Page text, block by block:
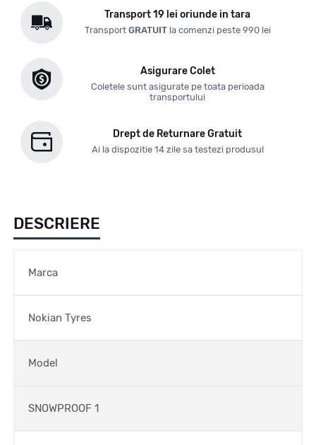
Transport 19 lei oriunde in tara
Transport GRATUITla comenzi peste 990 lei
Asigurare Colet
Coletele sunt asigurate pe toata perioada
transportului
Drept de Returnare Gratuit
Ai la dispozitie 14 zile sa testezi produsul
DESCRIERE
Marca
Nokian Tyres
Model
SNOWPROOF 1